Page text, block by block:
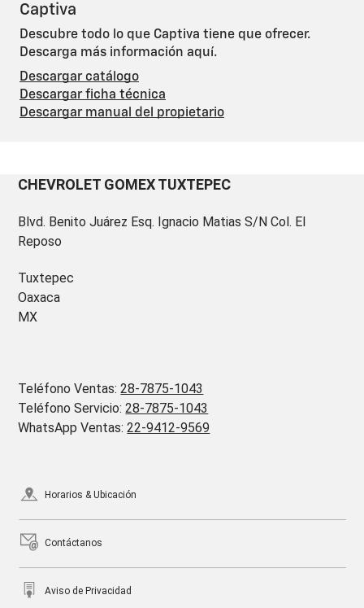
Captiva
Descubre todo lo que Captiva tiene que ofrecer.
Descarga más información aquí.
Descargar catálogo
Descargar ficha técnica
Descargar manual del propietario